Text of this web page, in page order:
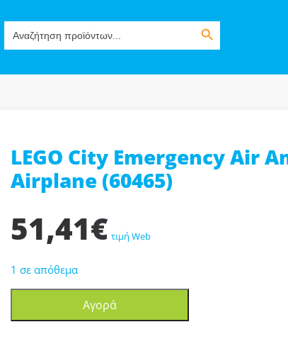
for:
Search Button
LEGO City Emergency Air
Airplane (60465)
51,41€ τιμή Web
1 σε απόθεμα
Αγορά